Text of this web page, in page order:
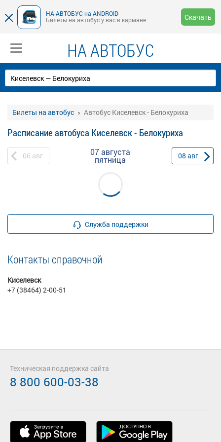
НА-АВТОБУС на ANDROID
Билеты на автобус у вас в кармане
Скачать
НА АВТОБУС
Билеты на автобус Автобус Киселевск - Белокуриха
Расписание автобуса Киселевск - Белокуриха
06 авг 07 августа
пятница 08 авг
Служба поддержки
Контакты справочной
Киселевск
+7 (38464) 2-00-51
Техническая поддержка сайта
8 800 600-03-38